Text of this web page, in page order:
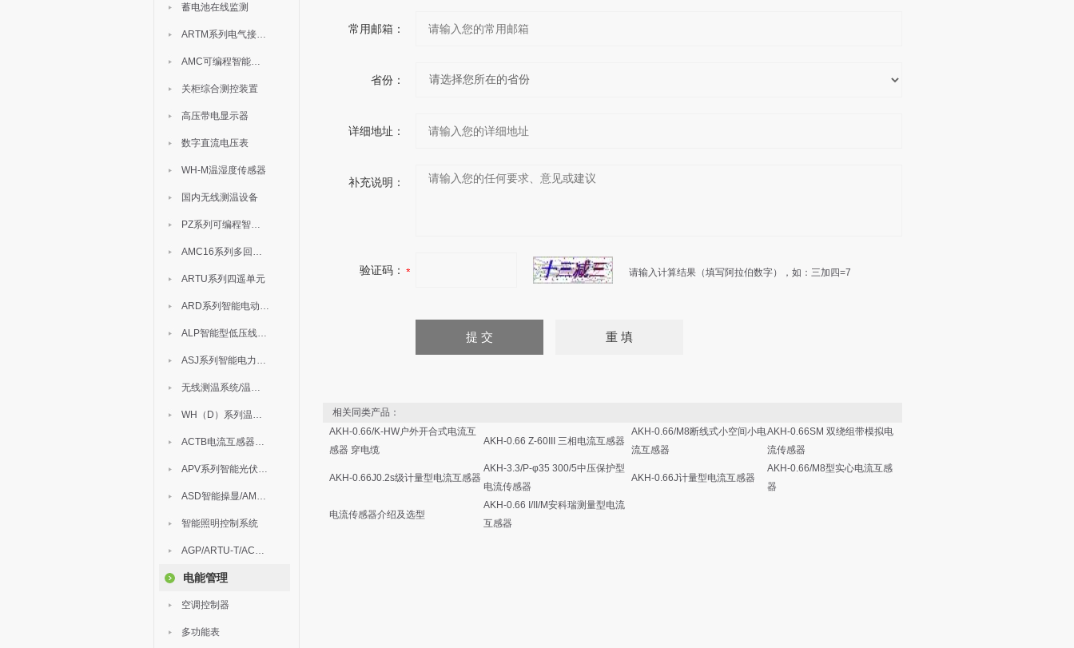
蓄电池在线监测
ARTM系列电气接点测温装置
AMC可编程智能电测表
关柜综合测控装置
高压带电显示器
数字直流电压表
WH-M温湿度传感器
国内无线测温设备
PZ系列可编程智能表
AMC16系列多回路监控装置
ARTU系列四遥单元
ARD系列智能电动机保护器
ALP智能型低压线路保护装置
ASJ系列智能电力继电器
无线测温系统/温度巡检
WH（D）系列温湿度控制器
ACTB电流互感器过电压保护器
APV系列智能光伏汇流箱
ASD智能操显/AM中压保护
智能照明控制系统
AGP/ARTU-T/ACM/ADDC
电能管理
空调控制器
多功能表
常用邮箱：
省份：
详细地址：
补充说明：
验证码： 请输入计算结果（填写阿拉伯数字），如：三加四=7
相关同类产品：
AKH-0.66/K-HW户外开合式电流互
感器 穿电缆
AKH-0.66 Z-60III 三相电流互感器
AKH-0.66/M8断线式小空间小电
流互感器
AKH-0.66SM 双绕组带模拟电
流传感器
AKH-0.66J0.2s级计量型电流互感器
AKH-3.3/P-φ35 300/5中压保护型
电流传感器
AKH-0.66J计量型电流互感器
AKH-0.66/M8型实心电流互感
器
电流传感器介绍及选型
AKH-0.66 I/II/M安科瑞测量型电流
互感器